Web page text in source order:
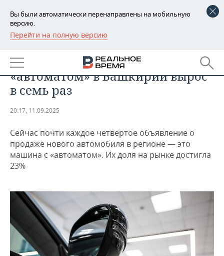
Вы были автоматически перенаправлены на мобильную
версию.
Перейти на полную версию
РЕГИОНЫ
БАШКОРТОСТАН
ТАТАРСТАН
НОВОСТИ
АНАЛИТИКА
ДЕКЛАРАЦИИ О ДОХОДАХ
КОРОЛИ ГОСЗАКАЗА ПФО
КОМУ ПРИНАДЛЕЖАТ
ТОРГОВЫЕ ЦЕНТРЫ
ТАТАРСТАНА
НОВОСТИ ЭКОНОМИКИ
ФИНАНСЫ
БЮДЖЕТ
ИНВЕСТИЦИИ
ПРОМЫШЛЕННОСТЬ
НОВОСТИ
ПРОМЫШЛЕННОСТИ
МАШИНОСТРОЕНИЕ
НЕФТЕХИМИЯ
НЕФТЬ
НЕДВИЖИМОСТЬ
НОВОСТИ АВТО
БИЗНЕС
НОВОСТИ БИЗНЕСА
РОЗНИЧНАЯ ТОРГОВЛЯ
ТЕХНОЛОГИИ
НОВОСТИ ТЕХНОЛОГИЙ
МЕРОПРИЯТИЯ
Спрос на новые машины с
«автоматом» в Башкирии вырос
в семь раз
20:17, 11.09.2025
Сейчас почти каждое четвертое объявление о
продаже нового автомобиля в регионе — это
машина с «автоматом». Их доля на рынке достигла
23%